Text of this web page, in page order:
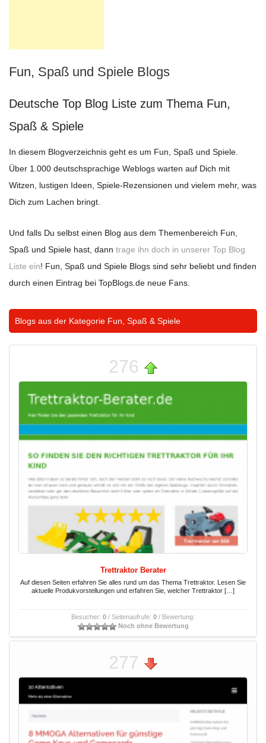
Fun, Spaß und Spiele Blogs
Deutsche Top Blog Liste zum Thema Fun,
Spaß & Spiele
In diesem Blogverzeichnis geht es um Fun, Spaß und Spiele.
Über 1.000 deutschsprachige Weblogs warten auf Dich mit
Witzen, lustigen Ideen, Spiele-Rezensionen und vielem mehr, was
Dich zum Lachen bringt.
Und falls Du selbst einen Blog aus dem Themenbereich Fun,
Spaß und Spiele hast, dann trage ihn doch in unserer Top Blog
Liste ein! Fun, Spaß und Spiele Blogs sind sehr beliebt und finden
durch einen Eintrag bei TopBlogs.de neue Fans.
Blogs aus der Kategorie Fun, Spaß & Spiele
276
Trettraktor Berater
Auf diesen Seiten erfahren Sie alles rund um das Thema Trettraktor. Lesen Sie
aktuelle Produkvorstellungen und erfahren Sie, welcher Trettraktor […]
Besucher: 0 / Seitenaufrufe: 0 / Bewertung:
Noch ohne Bewertung
277